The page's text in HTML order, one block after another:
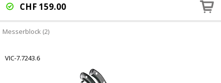
CHF 159.00
Messerblock (2)
VIC-7.7243.6